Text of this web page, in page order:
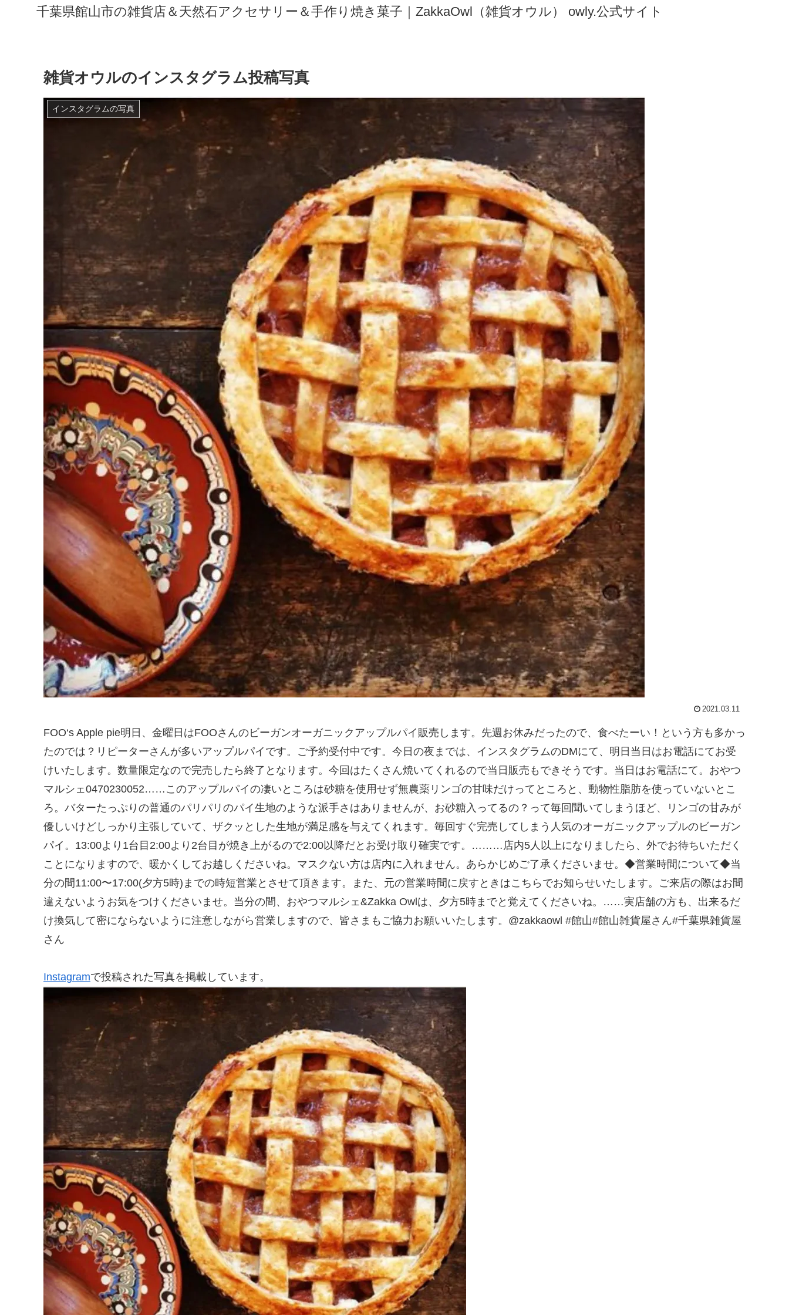
千葉県館山市の雑貨店＆天然石アクセサリー＆手作り焼き菓子｜ZakkaOwl（雑貨オウル） owly.公式サイト
雑貨オウルのインスタグラム投稿写真
インスタグラムの写真
2021.03.11
FOO‘s Apple pie明日、金曜日はFOOさんのビーガンオーガニックアップルパイ販売します。先週お休みだったので、食べたーい！という方も多かっ
たのでは？リピーターさんが多いアップルパイです。ご予約受付中です。今日の夜までは、インスタグラムのDMにて、明日当日はお電話にてお受
けいたします。数量限定なので完売したら終了となります。今回はたくさん焼いてくれるので当日販売もできそうです。当日はお電話にて。おやつ
マルシェ0470230052……このアップルパイの凄いところは砂糖を使用せず無農薬リンゴの甘味だけってところと、動物性脂肪を使っていないとこ
ろ。バターたっぷりの普通のパリパリのパイ生地のような派手さはありませんが、お砂糖入ってるの？って毎回聞いてしまうほど、リンゴの甘みが
優しいけどしっかり主張していて、ザクッとした生地が満足感を与えてくれます。毎回すぐ完売してしまう人気のオーガニックアップルのビーガン
パイ。13:00より1台目2:00より2台目が焼き上がるので2:00以降だとお受け取り確実です。………店内5人以上になりましたら、外でお待ちいただく
ことになりますので、暖かくしてお越しくださいね。マスクない方は店内に入れません。あらかじめご了承くださいませ。◆営業時間について◆当
分の間11:00〜17:00(夕方5時)までの時短営業とさせて頂きます。また、元の営業時間に戻すときはこちらでお知らせいたします。ご来店の際はお間
違えないようお気をつけくださいませ。当分の間、おやつマルシェ&Zakka Owlは、夕方5時までと覚えてくださいね。……実店舗の方も、出来るだ
け換気して密にならないように注意しながら営業しますので、皆さまもご協力お願いいたします。@zakkaowl #館山#館山雑貨屋さん#千葉県雑貨屋
さん
Instagramで投稿された写真を掲載しています。